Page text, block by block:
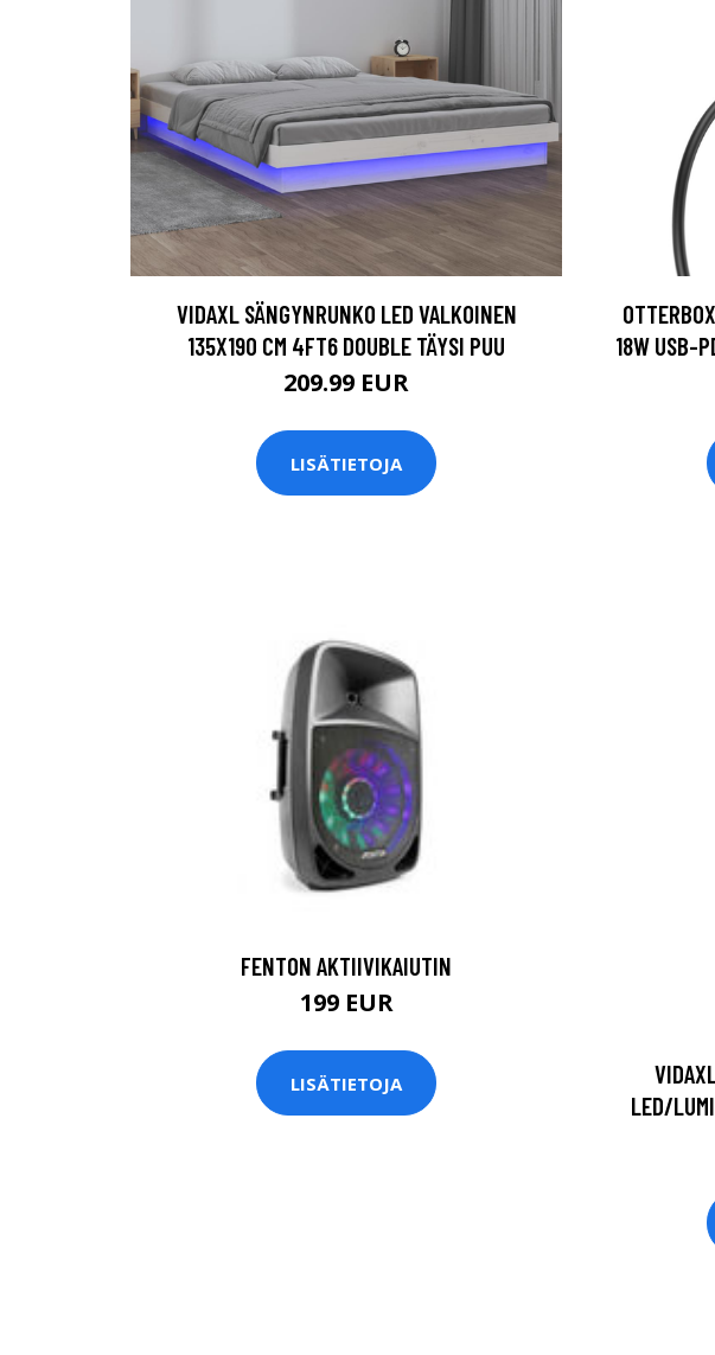
VIDAXL SÄNGYNRUNKO LED VALKOINEN
135X190 CM 4FT6 DOUBLE TÄYSI PUU
209.99 EUR
LISÄTIETOJA
18W USB-
FENTON AKTIIVIKAIUTIN
199 EUR
LISÄTIETOJA
LED/